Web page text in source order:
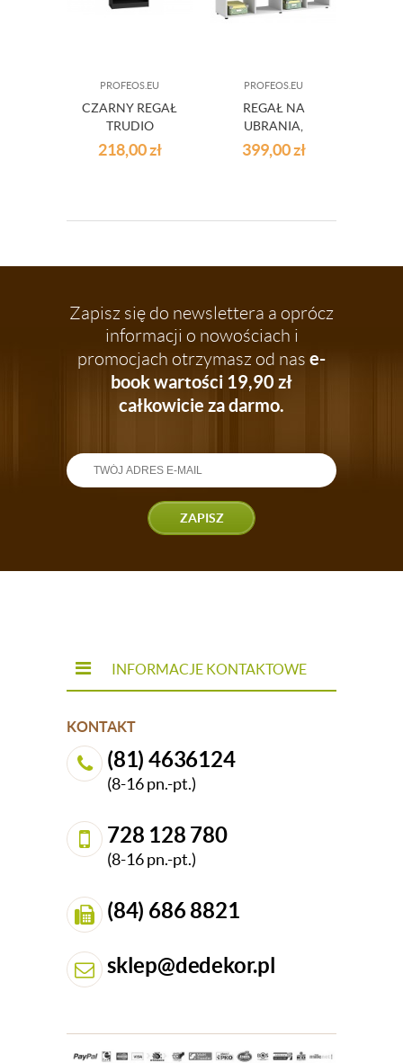
PROFEOS.EU
CZARNY REGAŁ
TRUDIO
218,00zł
PROFEOS.EU
REGAŁ NA
UBRANIA,
OBUWIE IBERON -
2 KOLORY
399,00zł
Zapisz się do newslettera a oprócz
informacji o nowościach i
promocjach otrzymasz od nas e-
book wartości 19,90 zł
całkowicie za darmo.
ZAPISZ
INFORMACJE KONTAKTOWE
KONTAKT
(81) 4636124
(8-16 pn.-pt.)
728 128 780
(8-16 pn.-pt.)
(84) 686 8821
sklep@dedekor.pl